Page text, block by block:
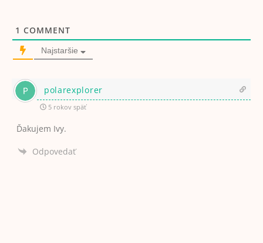
1 COMMENT
Najstaršie
polarexplorer
5 rokov späť
Ďakujem Ivy.
Odpovedať